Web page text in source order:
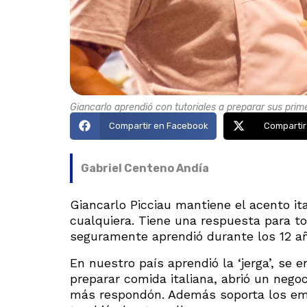
Giancarlo aprendió con tutoriales a preparar sus
Compartir en Facebook Compartir
Gabriel Centeno Andía
Giancarlo Picciau mantiene el acento
cualquiera. Tiene una respuesta para
seguramente aprendió durante los 12
En nuestro país aprendió la ‘jerga’, se
preparar comida italiana, abrió un
más respondón. Además soporta los